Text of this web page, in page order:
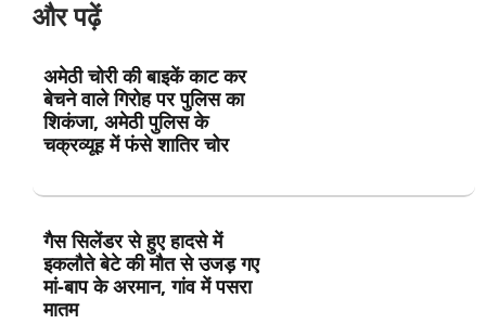
और पढ़ें
अमेठी चोरी की बाइकें काट कर
बेचने वाले गिरोह पर पुलिस का
शिकंजा, अमेठी पुलिस के
चक्रव्यूह में फंसे शातिर चोर
गैस सिलेंडर से हुए हादसे में
इकलौते बेटे की मौत से उजड़ गए
मां-बाप के अरमान, गांव में पसरा
मातम